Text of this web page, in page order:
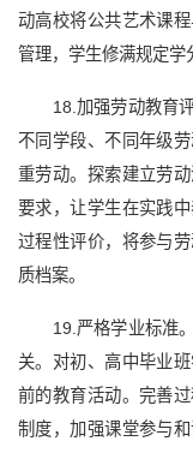
动高校将公共艺术课
管理，学生修满规定学
18.加强劳动教育
不同学段、不同年级
重劳动。探索建立劳
要求，让学生在实践
过程性评价，将参与
质档案。
19.严格学业标准
关。对初、高中毕业
前的教育活动。完善
制度，加强课堂参与